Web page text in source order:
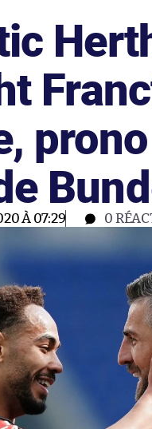
À 07:29 0